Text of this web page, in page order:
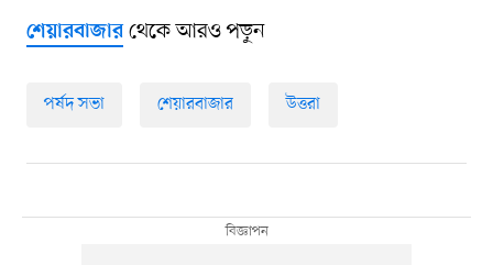
শেয়ারবাজারথেকে আরও পড়ুন
পর্ষদ সভা শেয়ারবাজার উত্তরা